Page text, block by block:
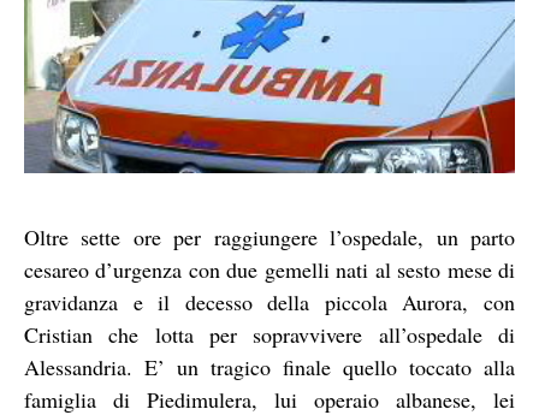
Oltre sette ore per raggiungere l’ospedale, un parto
cesareo d’urgenza con due gemelli nati al sesto mese di
gravidanza e il decesso della piccola Aurora, con
Cristian che lotta per sopravvivere all’ospedale di
Alessandria. E’ un tragico finale quello toccato alla
famiglia di Piedimulera, lui operaio albanese, lei